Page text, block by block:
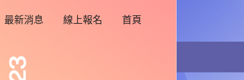
最新消息 線上報名 首頁